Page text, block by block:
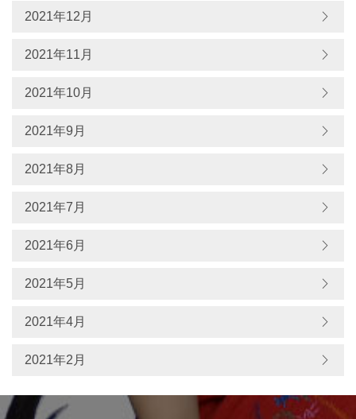
2021年12月
2021年11月
2021年10月
2021年9月
2021年8月
2021年7月
2021年6月
2021年5月
2021年4月
2021年2月